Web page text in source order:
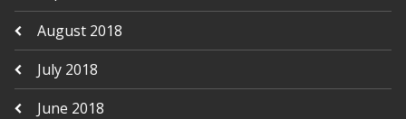
August 2018
July 2018
June 2018